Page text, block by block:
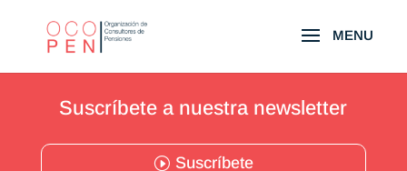
Suscríbete a nuestra newsletter
Suscríbete